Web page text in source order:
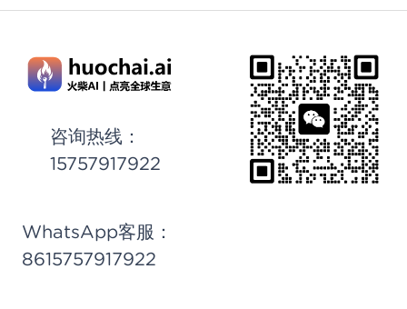
咨询热线：
15757917922
WhatsApp客服：
8615757917922
微信客服
扫码添加客服